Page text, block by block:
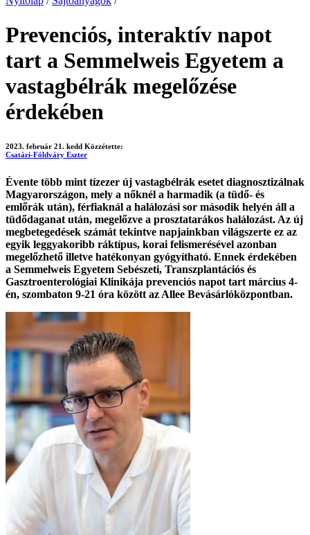
Prevenciós, interaktív napot
tart a Semmelweis Egyetem a
vastagbélrák megelőzése
érdekében
2023. február 21. kedd Közzétette:
Csatári-Földváry Eszter
Évente több mint tízezer új vastagbélrák esetet diagnosztizálnak
Magyarországon, mely a nőknél a harmadik (a tüdő- és
emlőrák után), férfiaknál a halálozási sor második helyén áll a
tüdődaganat után, megelőzve a prosztatarákos halálozást. Az új
megbetegedések számát tekintve napjainkban világszerte ez az
egyik leggyakoribb ráktípus, korai felismerésével azonban
megelőzhető illetve hatékonyan gyógyítható. Ennek érdekében
a Semmelweis Egyetem Sebészeti, Transzplantációs és
Gasztroenterológiai Klinikája prevenciós napot tart március 4-
én, szombaton 9-21 óra között az Allee Bevásárlóközpontban.